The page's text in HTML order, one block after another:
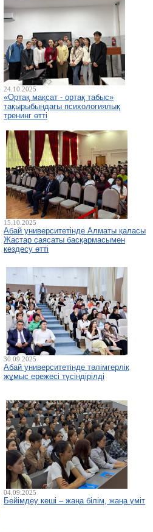
24.10.2025
«Ортақ мақсат - ортақ табыс»
тақырыбындағы психологиялық
тренинг өтті
15.10.2025
Абай университетінде Алматы қаласы
Жастар саясаты басқармасымен
кездесу өтті
30.09.2025
Абай университетінде тәлімгерлік
жұмыс ережесі түсіндірілді
04.09.2025
Бейімдеу кеші – жаңа білім, жаңа үміт